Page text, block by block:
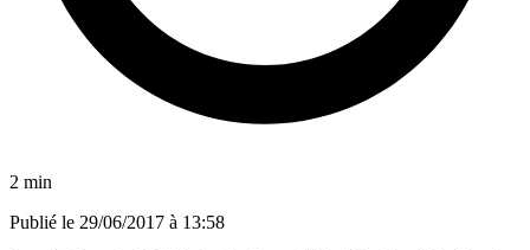
2 min
Publié le 29/06/2017 à 13:58